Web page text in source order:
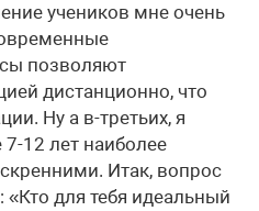
учеников мне очень
позволяют
дистанционно, что
Ну а в-третьих, я
7-12 лет наиболее
Итак, вопрос
для тебя идеальный